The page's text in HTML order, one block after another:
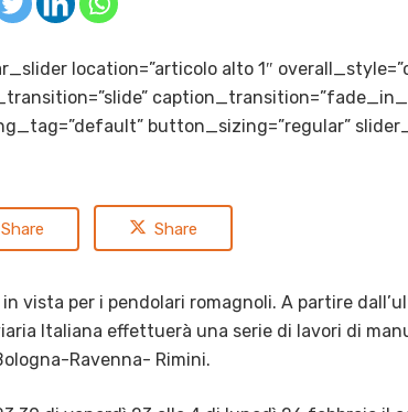
location=”articolo alto 1″
button_sizing=”regular”
Share Share
in vista per i pendolari romagnoli. A partire
Italiana effettuerà una serie di lavori di
Ravenna- Rimini.